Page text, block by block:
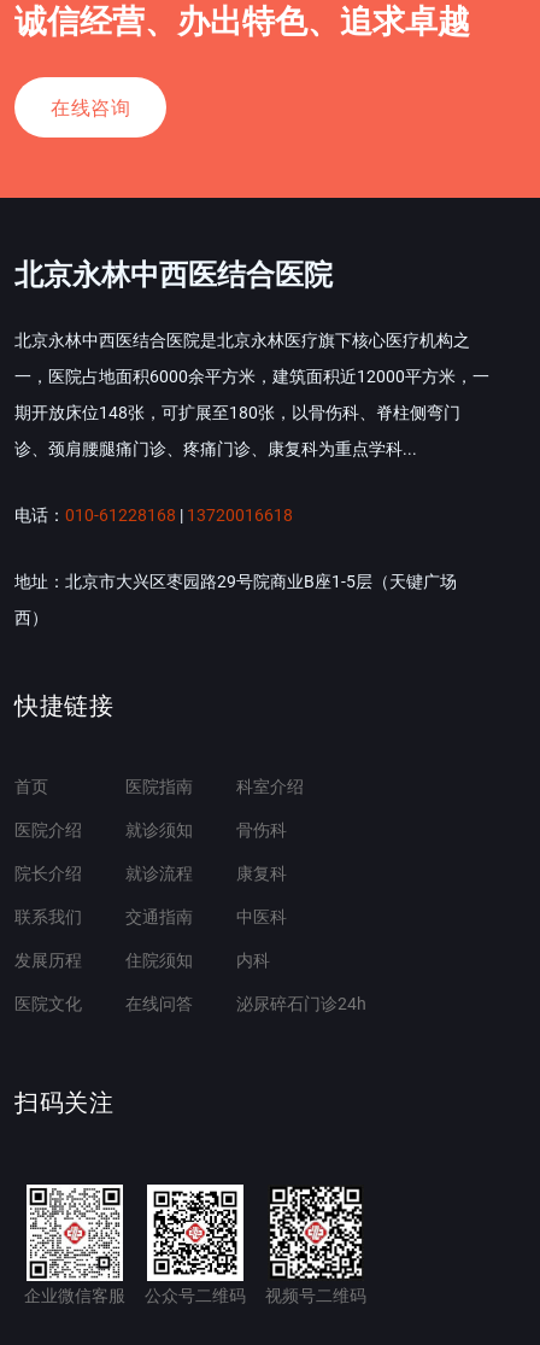
诚信经营、办出特色、追求卓越
在线咨询
北京永林中西医结合医院
北京永林中西医结合医院是北京永林医疗旗下核心医疗机构之
一，医院占地面积6000余平方米，建筑面积近12000平方米，一
期开放床位148张，可扩展至180张，以骨伤科、脊柱侧弯门
诊、颈肩腰腿痛门诊、疼痛门诊、康复科为重点学科...
电话： 010-61228168 | 13720016618
地址：北京市大兴区枣园路29号院商业B座1-5层（天键广场
西）
快捷链接
首页
医院介绍
院长介绍
联系我们
发展历程
医院文化
医院指南
就诊须知
就诊流程
交通指南
住院须知
在线问答
科室介绍
骨伤科
康复科
中医科
内科
泌尿碎石门诊24h
扫码关注
企业微信客服 公众号二维码 视频号二维码